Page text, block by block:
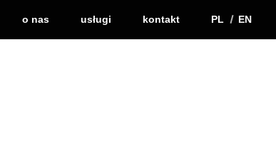
o nas usługi kontakt PL EN